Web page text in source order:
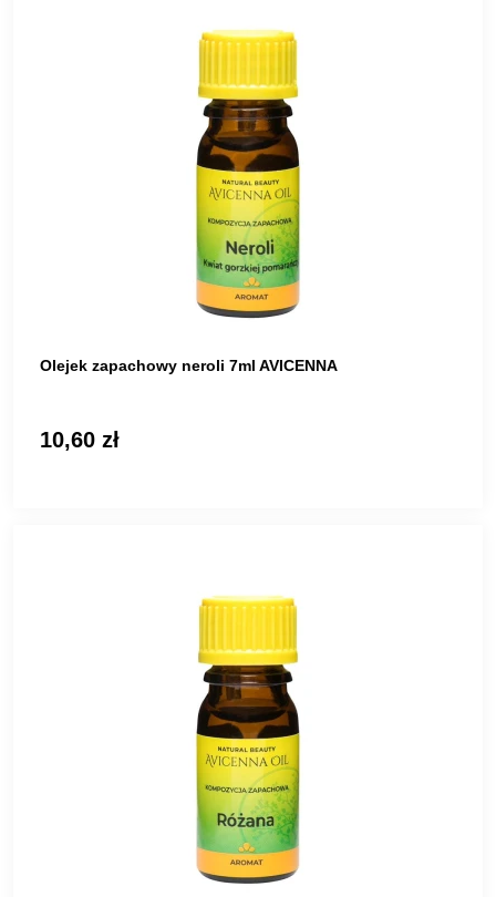
Olejek zapachowy neroli 7ml AVICENNA
10,60 zł